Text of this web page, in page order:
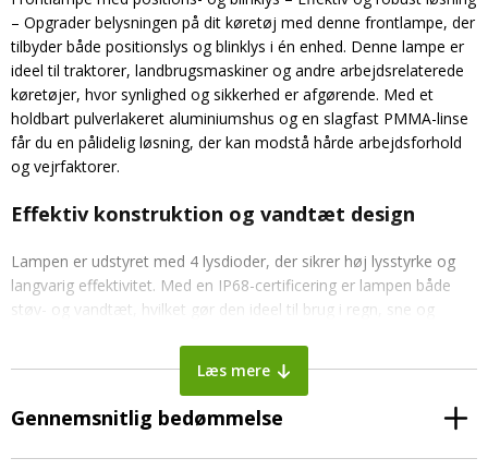
– Opgrader belysningen på dit køretøj med denne frontlampe, der
tilbyder både positionslys og blinklys i én enhed. Denne lampe er
ideel til traktorer, landbrugsmaskiner og andre arbejdsrelaterede
køretøjer, hvor synlighed og sikkerhed er afgørende. Med et
holdbart pulverlakeret aluminiumshus og en slagfast PMMA-linse
får du en pålidelig løsning, der kan modstå hårde arbejdsforhold
og vejrfaktorer.
Effektiv konstruktion og vandtæt design
Lampen er udstyret med 4 lysdioder, der sikrer høj lysstyrke og
langvarig effektivitet. Med en IP68-certificering er lampen både
støv- og vandtæt, hvilket gør den ideel til brug i regn, sne og
robust løsning til dit køretøj.
Enkel installation og tilpasning
Læs mere
Gennemsnitlig bedømmelse